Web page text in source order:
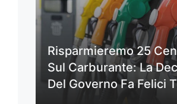
Risparmieremo 25
Sul Carburante: La
Del Governo Fa Felici